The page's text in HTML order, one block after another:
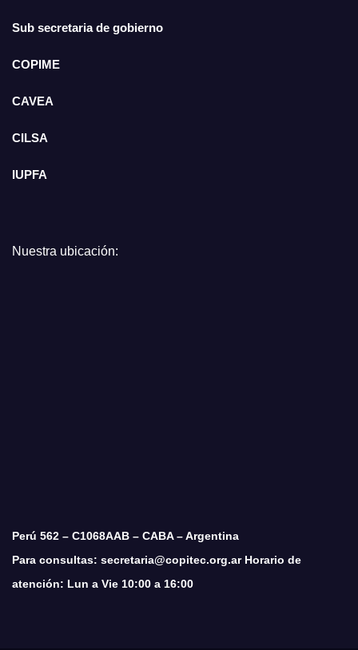
Sub secretaria de gobierno
COPIME
CAVEA
CILSA
IUPFA
Nuestra ubicación:
Perú 562 – C1068AAB – CABA – Argentina
Para consultas: secretaria@copitec.org.ar Horario de
atención: Lun a Vie 10:00 a 16:00